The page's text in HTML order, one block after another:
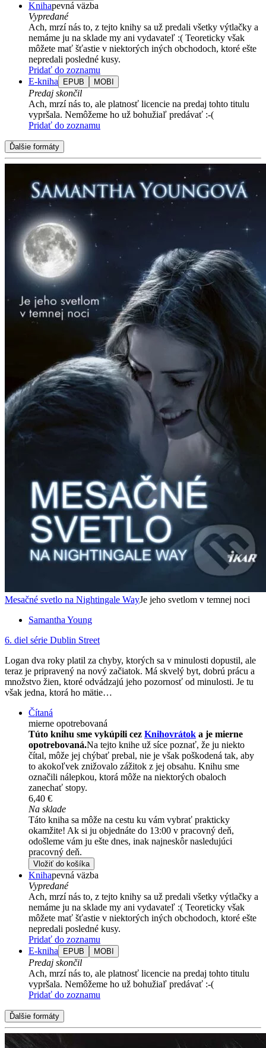
Knihapevná väzba
Vypredané
Ach, mrzí nás to, z tejto knihy sa už predali všetky výtlačky a
nemáme ju na sklade my ani vydavateľ :( Teoreticky však
môžete mať šťastie v niektorých iných obchodoch, ktoré ešte
nepredali posledné kusy.
Pridať do zoznamu
E-kniha
EPUB MOBI
Predaj skončil
Ach, mrzí nás to, ale platnosť licencie na predaj tohto titulu
vypršala. Nemôžeme ho už bohužiaľ predávať :-(
Pridať do zoznamu
Ďalšie formáty
Mesačné svetlo na Nightingale WayJe jeho svetlom v temnej noci
Samantha Young
6. diel série Dublin Street
Logan dva roky platil za chyby, ktorých sa v minulosti dopustil, ale
teraz je pripravený na nový začiatok. Má skvelý byt, dobrú prácu a
množstvo žien, ktoré odvádzajú jeho pozornosť od minulosti. Je tu
však jedna, ktorá ho mätie…
Čítaná
mierne opotrebovaná
Túto knihu sme vykúpili cez Knihovrátok a je mierne
opotrebovaná.Na tejto knihe už síce poznať, že ju niekto
čítal, môže jej chýbať prebal, nie je však poškodená tak, aby
to akokoľvek znižovalo zážitok z jej obsahu. Knihu sme
označili nálepkou, ktorá môže na niektorých obaloch
zanechať stopy.
6,40 €
Na sklade
Táto kniha sa môže na cestu ku vám vybrať prakticky
okamžite! Ak si ju objednáte do 13:00 v pracovný deň,
odošleme vám ju ešte dnes, inak najneskôr nasledujúci
pracovný deň.
Vložiť do košíka
Knihapevná väzba
Vypredané
Ach, mrzí nás to, z tejto knihy sa už predali všetky výtlačky a
nemáme ju na sklade my ani vydavateľ :( Teoreticky však
môžete mať šťastie v niektorých iných obchodoch, ktoré ešte
nepredali posledné kusy.
Pridať do zoznamu
E-kniha
EPUB MOBI
Predaj skončil
Ach, mrzí nás to, ale platnosť licencie na predaj tohto titulu
vypršala. Nemôžeme ho už bohužiaľ predávať :-(
Pridať do zoznamu
Ďalšie formáty